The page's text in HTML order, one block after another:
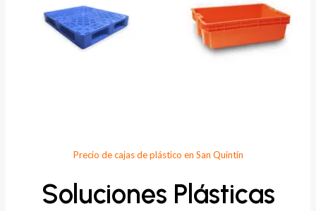
Precio de cajas de plástico en San Quintín
Soluciones Plásticas